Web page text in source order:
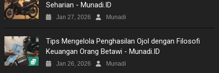
MUSIC
PICTURES
SITEMAP
Seharian - Munadi.ID
Jan 27, 2026 Munadi
Tips Mengelola Penghasilan Ojol dengan Filosofi
Keuangan Orang Betawi - Munadi.ID
Jan 26, 2026 Munadi